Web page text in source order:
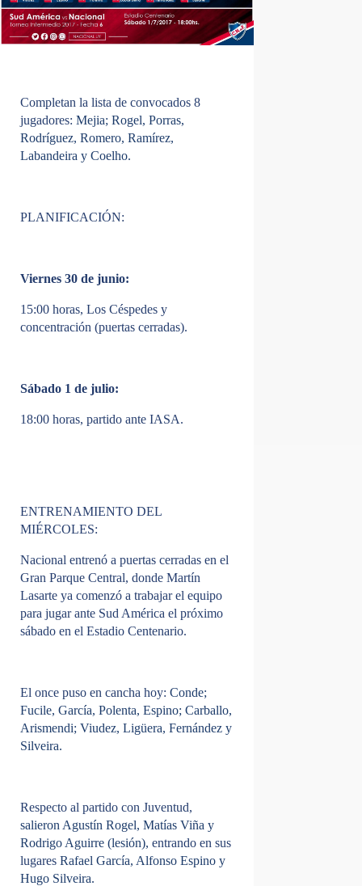
Completan la lista de convocados 8
jugadores: Mejia; Rogel, Porras,
Rodríguez, Romero, Ramírez,
Labandeira y Coelho.
PLANIFICACIÓN:
Viernes 30 de junio:
15:00 horas, Los Céspedes y
concentración (puertas cerradas).
Sábado 1 de julio:
18:00 horas, partido ante IASA.
ENTRENAMIENTO DEL
MIÉRCOLES:
Nacional entrenó a puertas cerradas en el
Gran Parque Central, donde Martín
Lasarte ya comenzó a trabajar el equipo
para jugar ante Sud América el próximo
sábado en el Estadio Centenario.
El once puso en cancha hoy: Conde;
Fucile, García, Polenta, Espino; Carballo,
Arismendi; Viudez, Ligüera, Fernández y
Silveira.
Respecto al partido con Juventud,
salieron Agustín Rogel, Matías Viña y
Rodrigo Aguirre (lesión), entrando en sus
lugares Rafael García, Alfonso Espino y
Hugo Silveira.